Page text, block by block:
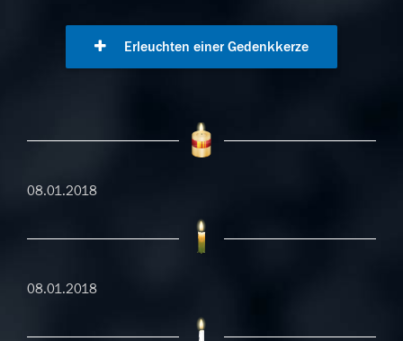
Erleuchten einer Gedenkkerze
08.01.2018
08.01.2018